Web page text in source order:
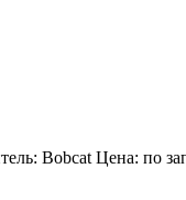
Bobcat Цена: по